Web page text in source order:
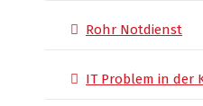
Rohr Notdienst
IT Problem in der